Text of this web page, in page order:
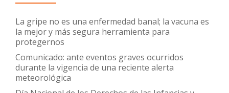
La gripe no es una enfermedad banal; la vacuna es
la mejor y más segura herramienta para
protegernos
Comunicado: ante eventos graves ocurridos
durante la vigencia de una reciente alerta
meteorológica